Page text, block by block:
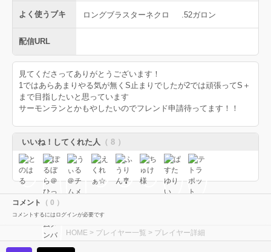
よく使うブキ ロングブラスターネクロ .52ガロン
配信URL
見てくださってありがとうございます！
1ではあらあまりやる気が無くS止まりでしたが2では頑張ってS＋
まで目指したいと思っています
サーモンランとかもやしたいのでフレンド申請待ってます！！
いいね！してくれた人 （ 8 ）
コメント （ 0 ）
コメントするにはログインが必要です
HOME > プレイヤー一覧 > プレイヤー詳細